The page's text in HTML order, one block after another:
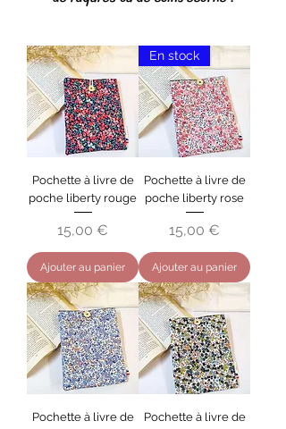
Pochette à livre de
poche liberty rouge
Prix
15,00 €
Ajouter au panier
En stock
Pochette à livre de
poche liberty rose
Prix
15,00 €
Ajouter au panier
Pochette à livre de
Pochette à livre de